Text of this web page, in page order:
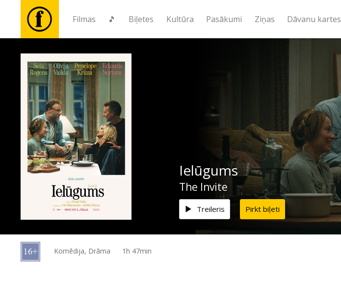
Filmas 🎵 Biļetes Kultūra Pasākumi Ziņas Dāvanu kartes
Filmas
🎵
Biļetes
Kultūra
Pasākumi
kartes
Ielūgums
The Invite
Treileris Pirkt biļeti
Komēdija, Drāma 1h 47min